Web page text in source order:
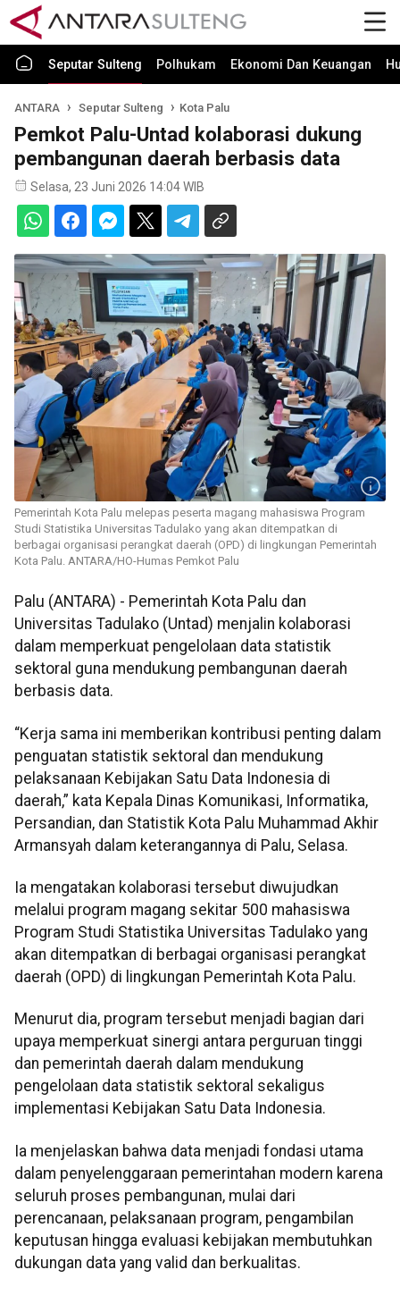
Seputar Sulteng Polhukam Ekonomi Dan Keuangan
ANTARA Seputar Sulteng Kota Palu
Pemkot Palu-Untad kolaborasi dukung
pembangunan daerah berbasis data
Selasa, 23 Juni 2026 14:04 WIB
Pemerintah Kota Palu melepas peserta magang mahasiswa Program
Studi Statistika Universitas Tadulako yang akan ditempatkan di
berbagai organisasi perangkat daerah (OPD) di lingkungan Pemerintah
Kota Palu. ANTARA/HO-Humas Pemkot Palu
Palu (ANTARA) - Pemerintah Kota Palu dan
Universitas Tadulako (Untad) menjalin kolaborasi
dalam memperkuat pengelolaan data statistik
sektoral guna mendukung pembangunan daerah
berbasis data.
“Kerja sama ini memberikan kontribusi penting dalam
penguatan statistik sektoral dan mendukung
pelaksanaan Kebijakan Satu Data Indonesia di
daerah,” kata Kepala Dinas Komunikasi, Informatika,
Persandian, dan Statistik Kota Palu Muhammad Akhir
Armansyah dalam keterangannya di Palu, Selasa.
Ia mengatakan kolaborasi tersebut diwujudkan
melalui program magang sekitar 500 mahasiswa
Program Studi Statistika Universitas Tadulako yang
akan ditempatkan di berbagai organisasi perangkat
daerah (OPD) di lingkungan Pemerintah Kota Palu.
Menurut dia, program tersebut menjadi bagian dari
upaya memperkuat sinergi antara perguruan tinggi
dan pemerintah daerah dalam mendukung
pengelolaan data statistik sektoral sekaligus
implementasi Kebijakan Satu Data Indonesia.
Ia menjelaskan bahwa data menjadi fondasi utama
dalam penyelenggaraan pemerintahan modern karena
seluruh proses pembangunan, mulai dari
perencanaan, pelaksanaan program, pengambilan
keputusan hingga evaluasi kebijakan membutuhkan
dukungan data yang valid dan berkualitas.